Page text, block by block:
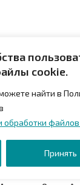
cookie.
найти в
обработки
Принять